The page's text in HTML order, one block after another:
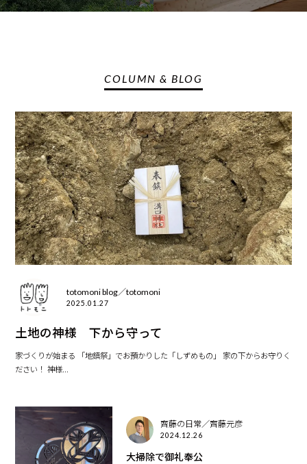
COLUMN & BLOG
totomoni blog／totomoni
2025.01.27
土地の神様 下から守って
家づくりが始まる 「地鎮祭」でお預かりした「しずめもの」 家の下からお守りく
ださい！ 神様...
齊藤の日常／齊藤元彦
2024.12.26
大掃除で御礼奉公